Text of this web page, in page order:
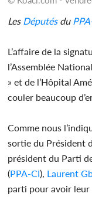
Les Députésdu
L’affaire de la
l’Assemblée
» et de l’Hôpital
couler beaucoup
Comme nous
sortie du Président
président du Parti
(PPA-CI), Laurent
parti pour avoir leur